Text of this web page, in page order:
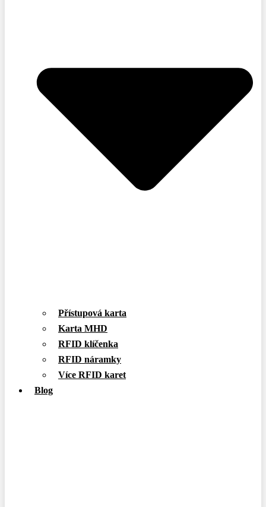
Přístupová karta
Karta MHD
RFID klíčenka
RFID náramky
Více RFID karet
Blog